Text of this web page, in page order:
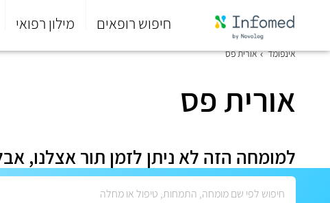
חיפוש רופאים מילון רפואי
סוף
אינפומד אורית פס
אורית פס
למומחה הזה לא ניתן לזמן תור אצלנו,